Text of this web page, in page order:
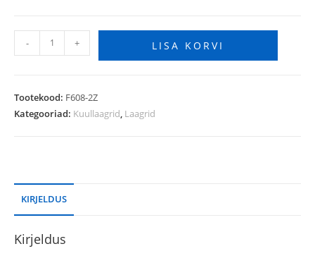
- + LISA KORVI
Tootekood: F608-2Z
Kategooriad: Kuullaagrid Laagrid
KIRJELDUS
Kirjeldus